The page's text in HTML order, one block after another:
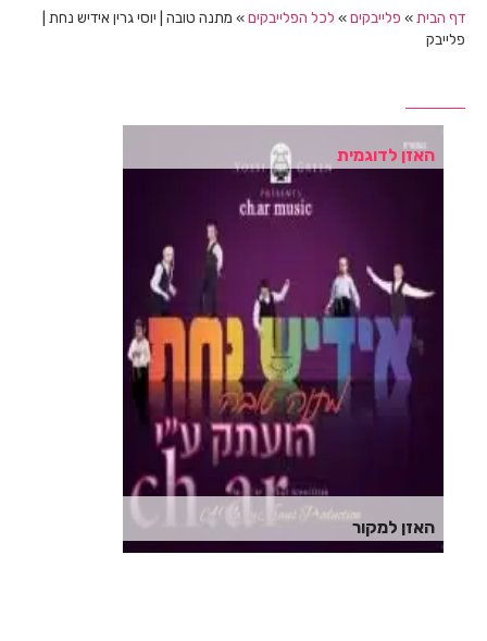
דף הבית » פלייבקים» לכל הפלייבקים» מתנה טובה | יוסי גרין אידיש נחת |
פלייבק
האזן לדוגמית
האזן למקור